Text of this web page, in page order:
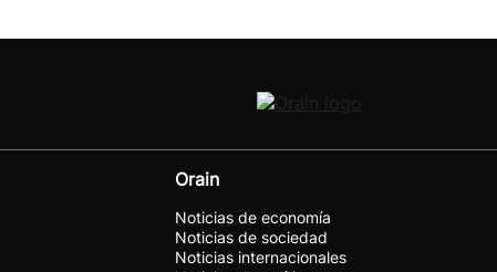
Orain
Noticias de economía
Noticias de sociedad
Noticias internacionales